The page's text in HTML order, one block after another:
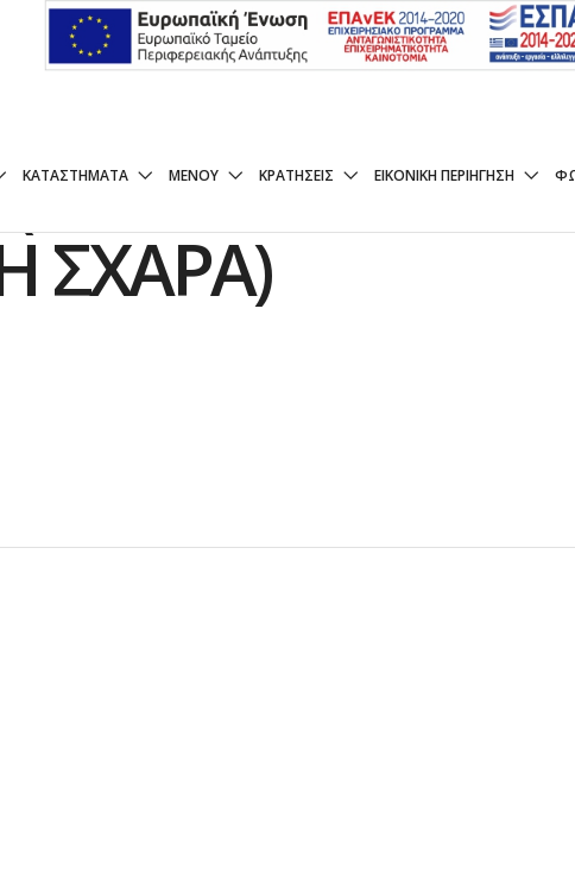
ΚΑΤΑΣΤΉΜΑΤΑ ΜΕΝΟΥ ΚΡΑΤΉΣΕΙΣ ΕΙΚΟΝΙΚΉ ΠΕΡΙΉΓΗΣΗ
ΝΤΌΠΙΟ
ΣΧΆΡΑ)